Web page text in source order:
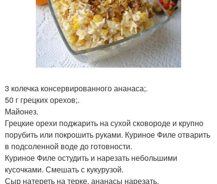
3 колечка консервированного ананаса;.
50 г грецких орехов;.
Майонез.
Грецкие орехи поджарить на сухой сковороде и крупно
порубить или покрошить руками. Куриное Филе отварить
в подсоленной воде до готовности.
Куриное Филе остудить и нарезать небольшими
кусочками. Смешать с кукурузой.
Сыр натереть на терке, ананасы нарезать.